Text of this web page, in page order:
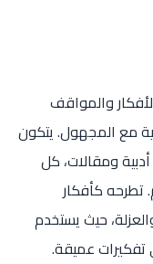
والمواقف
مع المجهول. يتكون
ومقالات، كل
تطرحه كأفكار
حيث يستخدم
تفكيرات عميقة.